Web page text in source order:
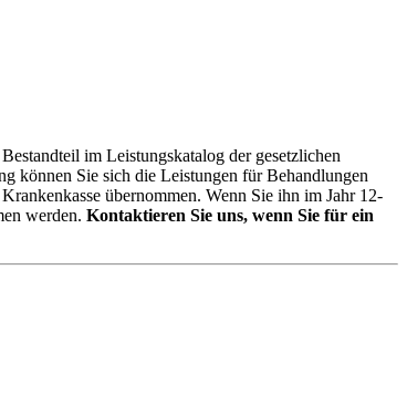
im Leistungskatalog der gesetzlichen
können Sie sich die Leistungen für Behandlungen
übernommen. Wenn Sie ihn im Jahr 12-
werden. Kontaktieren Sie uns, wenn Sie für ein